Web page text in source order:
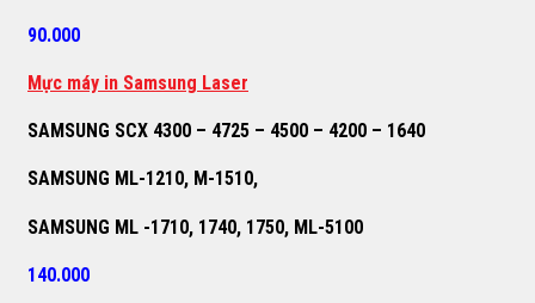
90.000
Mực máy in Samsung Laser
SAMSUNG SCX 4300 – 4725 – 4500 – 4200 – 1640
SAMSUNG ML-1210, M-1510,
SAMSUNG ML -1710, 1740, 1750, ML-5100
140.000